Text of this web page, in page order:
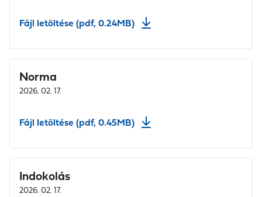
Fájl letöltése (pdf, 0.24MB)
Norma
2026. 02. 17.
Fájl letöltése (pdf, 0.45MB)
Indokolás
2026. 02. 17.